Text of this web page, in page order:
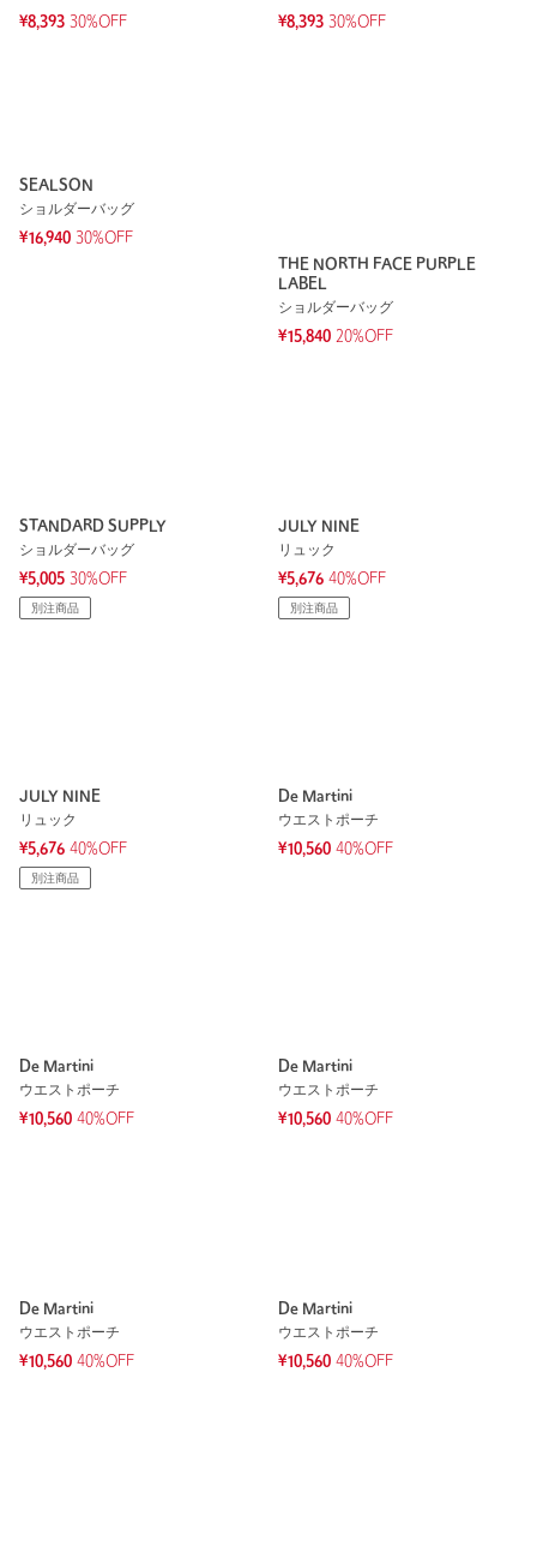
¥8,393 30%OFF
¥8,393 30%OFF
SEALSON
ショルダーバッグ
¥16,940 30%OFF
THE NORTH FACE PURPLE
LABEL
ショルダーバッグ
¥15,840 20%OFF
STANDARD SUPPLY
ショルダーバッグ
¥5,005 30%OFF
別注商品
JULY NINE
リュック
¥5,676 40%OFF
別注商品
JULY NINE
リュック
¥5,676 40%OFF
別注商品
De Martini
ウエストポーチ
¥10,560 40%OFF
De Martini
ウエストポーチ
¥10,560 40%OFF
De Martini
ウエストポーチ
¥10,560 40%OFF
De Martini
ウエストポーチ
¥10,560 40%OFF
De Martini
ウエストポーチ
¥10,560 40%OFF